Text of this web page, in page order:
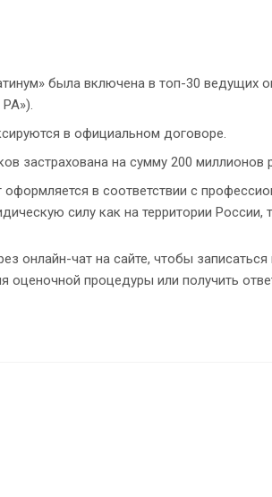
была включена в топ-30 ведущих
РА»).
в официальном договоре.
застрахована на сумму 200 миллионов
в соответствии с
силу как на территории России,
онлайн-чат на сайте, чтобы
оценочной процедуры или получить